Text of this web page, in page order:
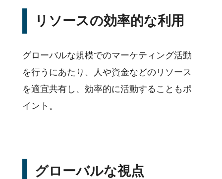
リソースの効率的な利用
グローバルな規模でのマーケティング活動
を行うにあたり、人や資金などのリソース
を適宜共有し、効率的に活動することもポ
イント。
グローバルな視点